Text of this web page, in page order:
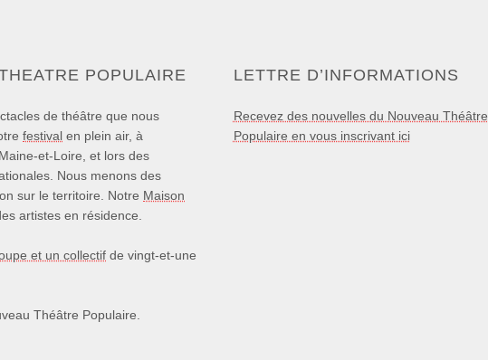
POPULAIRE
de théâtre que nous
festival en plein air, à
et-Loire, et lors des
Nous menons des
sur le territoire. Notre Maison
artistes en résidence.
et un collectif de vingt-et-une
Théâtre Populaire.
LETTRE D’INFORMATIONS
Recevez des nouvelles du Nouveau Théâtre
Populaire en vous inscrivant ici